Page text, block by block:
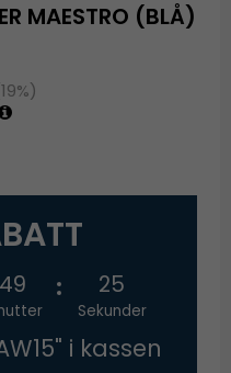
MAESTRO (BLÅ)
49 25
Sekunder
i kassen